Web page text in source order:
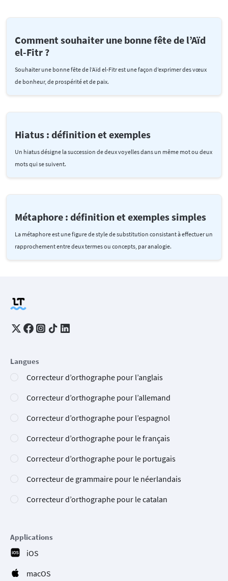
Comment souhaiter une bonne fête de l’Aïd
el-Fitr ?
Souhaiter une bonne fête de l’Aïd el-Fitr est une façon d’exprimer des vœux
de bonheur, de prospérité et de paix.
Hiatus : définition et exemples
Un hiatus désigne la succession de deux voyelles dans un même mot ou deux
mots qui se suivent.
Métaphore : définition et exemples simples
La métaphore est une figure de style de substitution consistant à effectuer un
rapprochement entre deux termes ou concepts, par analogie.
Langues
Correcteur d’orthographe pour l’anglais
Correcteur d’orthographe pour l’allemand
Correcteur d’orthographe pour l’espagnol
Correcteur d’orthographe pour le français
Correcteur d’orthographe pour le portugais
Correcteur de grammaire pour le néerlandais
Correcteur d’orthographe pour le catalan
Applications
iOS
macOS